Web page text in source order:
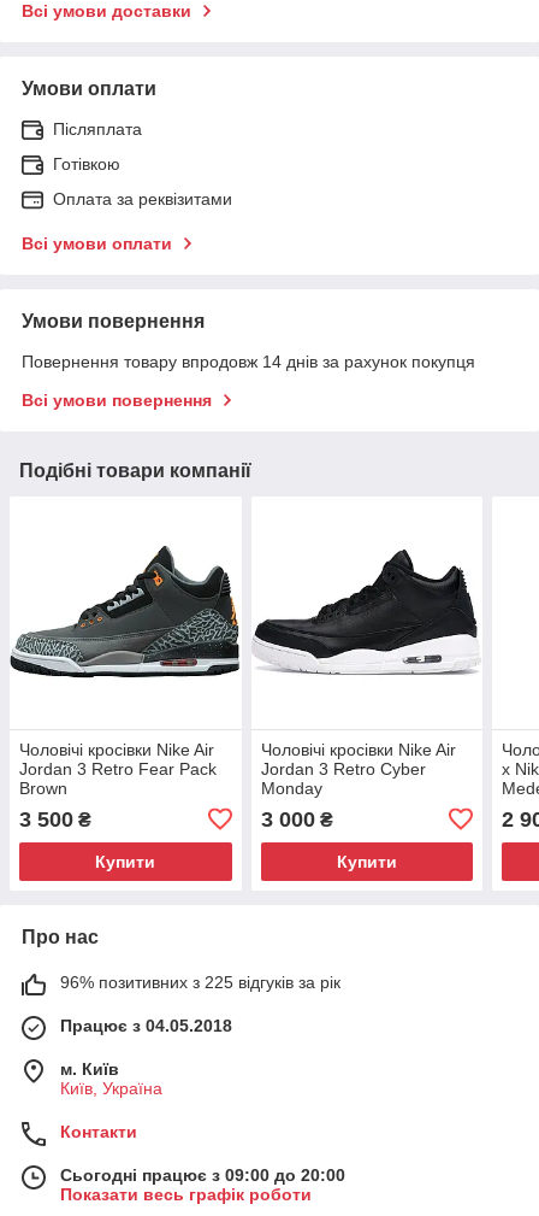
Всі умови доставки
Умови оплати
Післяплата
Готівкою
Оплата за реквізитами
Всі умови оплати
Умови повернення
Повернення товару впродовж 14 днів за рахунок покупця
Всі умови повернення
Подібні товари компанії
Чоловічі кросівки Nike Air
Jordan 3 Retro Fear Pack
Brown
3 500 ₴
Купити
Чоловічі кросівки Nike Air
Jordan 3 Retro Cyber
Monday
3 000₴
Купити
x
2
Про нас
96% позитивних з 225 відгуків за рік
Працює з 04.05.2018
м. Київ
Київ, Україна
Контакти
Сьогодні працює з 09:00 до 20:00
Показати весь графік роботи